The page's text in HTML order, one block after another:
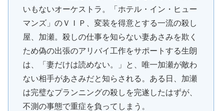
いもないオーケストラ。「ホテル・イン・ヒュー
マンズ」のＶＩＰ、変装を得意とする一流の殺し
屋、加瀬。殺しの仕事を知らない妻あさみを欺く
ため偽の出張のアリバイ工作をサポートする生朗
は、「妻だけは読めない。」と、唯一加瀬が敵わ
ない相手があさみだと知らされる。ある日、加瀬
は完璧なプランニングの殺しを完遂したはずが、
不測の事態で重症を負ってしまう。